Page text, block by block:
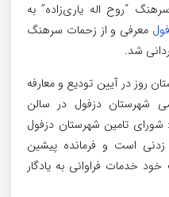
“روح اله یاری‌زاده” به
معرفی و از زحمات سرهنگ
شد.
روز در آیین تودیع و معارفه
شهرستان دزفول در سالن
شورای تامین شهرستان دزفول
است و فرمانده پیشین
خدمات فراوانی به یادگار